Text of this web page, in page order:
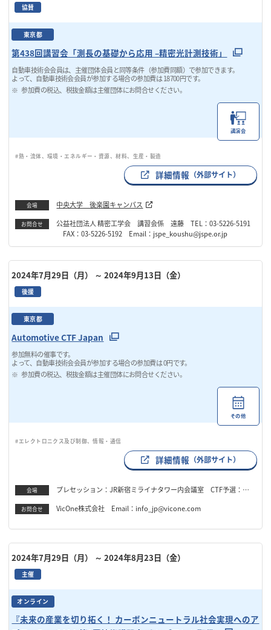
協賛
東京都
第438回講習会「測長の基礎から応用 –精密光計測技術」
自動車技術会会員は、主催団体会員と同等条件（参加費同額）で参加できます。
よって、自動車技術会会員が参加する場合の参加費は 18700円です。
参加費の税込、税抜金額は主催団体にお問合せください。
講演会
#熱・流体、環境・エネルギー・資源、材料、生産・製造
詳細情報 （外部サイト）
会場 中央大学 後楽園キャンパス
お問合せ
公益社団法人 精密工学会 講習会係 遠藤 TEL：03-5226-5191
FAX：03-5226-5192 Email：jspe_koushu@jspe.or.jp
2024年7月29日（月） ～ 2024年9月13日（金）
後援
東京都
Automotive CTF Japan
参加無料の催事です。
よって、自動車技術会会員が参加する場合の参加費は 0円です。
参加費の税込、税抜金額は主催団体にお問合せください。
その他
#エレクトロニクス及び制御、情報・通信
詳細情報 （外部サイト）
会場
プレセッション：JR新宿ミライナタワー内会議室 CTF予選：オ
お問合せ VicOne株式会社 Email：info_jp@vicone.com
2024年7月29日（月） ～ 2024年8月23日（金）
主催
オンライン
『未来の産業を切り拓く！ カーボンニュートラル社会実現へのア